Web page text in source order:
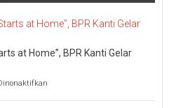
at Home”, BPR Kanti Gelar
pada
Semangat